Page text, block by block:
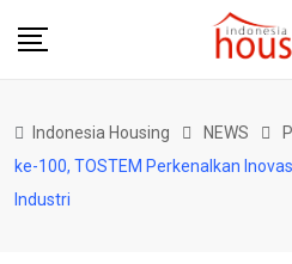
Indonesia Housing NEWS
ke-100, TOSTEM Perkenalkan
Industri